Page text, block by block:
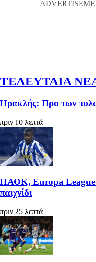
ΤΕΛΕΥΤΑΙΑ
Ηρακλής: Προ των
πριν 10 λεπτά
ΠΑΟΚ, Europa League:
παιχνίδι
πριν 25 λεπτά